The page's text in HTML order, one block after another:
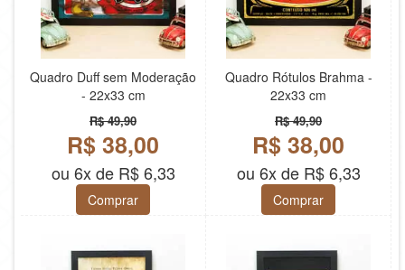
Quadro Duff sem Moderação
- 22x33 cm
R$ 49,90
R$ 38,00
ou 6x de R$ 6,33
Comprar
Quadro Rótulos Brahma -
22x33 cm
R$ 49,90
R$ 38,00
ou 6x de R$ 6,33
Comprar